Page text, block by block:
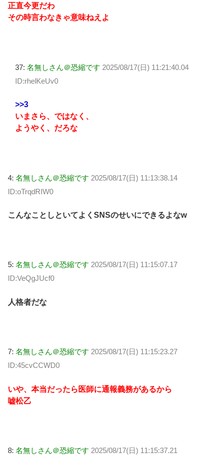
正直今更だわ
その時言わなきゃ意味ねえよ
37: 名無しさん＠恐縮です 2025/08/17(日) 11:21:40.04
ID:rhelKeUv0
>>3
いまさら、ではなく、
ようやく、だろな
4: 名無しさん＠恐縮です 2025/08/17(日) 11:13:38.14
ID:oTrqdRIW0
こんなことしといてよくSNSのせいにできるよなw
5: 名無しさん＠恐縮です 2025/08/17(日) 11:15:07.17
ID:VeQgJUcf0
人格者だな
7: 名無しさん＠恐縮です 2025/08/17(日) 11:15:23.27
ID:45cvCCWD0
いや、本当だったら医師に通報義務があるから
嘘松乙
8: 名無しさん＠恐縮です 2025/08/17(日) 11:15:37.21